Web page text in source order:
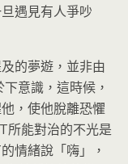
遇見有人爭吵
的夢遊，並非由
意識，這時候，
，使他脫離恐懼
所能對治的不光是
情緒說「嗨」，